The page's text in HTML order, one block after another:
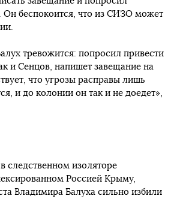
Он беспокоится, что из СИЗО может
тревожится: попросил привести
и Сенцов, напишет завещание на
что угрозы расправы лишь
и до колонии он так и не доедет»,
следственном изоляторе
Россией Крыму,
Владимира Балуха сильно избили